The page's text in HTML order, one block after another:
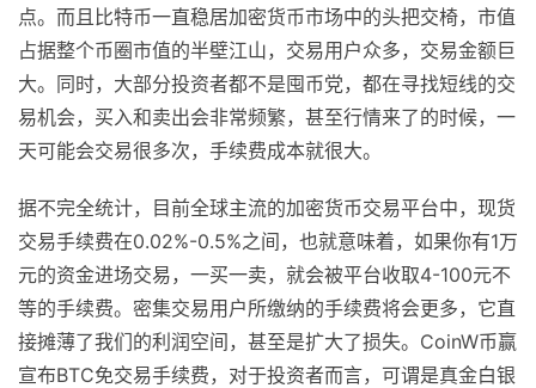
点。而且比特币一直稳居加密货币市场中的头把交椅，市值
占据整个币圈市值的半壁江山，交易用户众多，交易金额巨
大。同时，大部分投资者都不是囤币党，都在寻找短线的交
易机会，买入和卖出会非常频繁，甚至行情来了的时候，一
天可能会交易很多次，手续费成本就很大。
据不完全统计，目前全球主流的加密货币交易平台中，现货
交易手续费在0.02%-0.5%之间，也就意味着，如果你有1万
元的资金进场交易，一买一卖，就会被平台收取4-100元不
等的手续费。密集交易用户所缴纳的手续费将会更多，它直
接摊薄了我们的利润空间，甚至是扩大了损失。CoinW币赢
宣布BTC免交易手续费，对于投资者而言，可谓是真金白银